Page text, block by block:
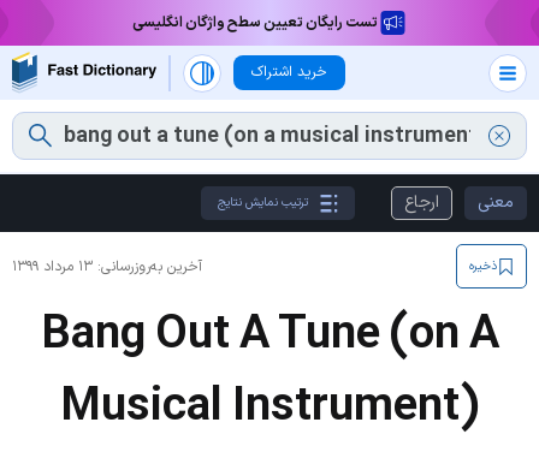
تست رایگان تعیین سطح واژگان انگلیسی
خرید اشتراک
معنی ارجاع ترتیب نمایش نتایج
آخرین به‌روزرسانی: ۱۳ مرداد ۱۳۹۹ ذخیره
Bang Out A Tune (on A
Musical Instrument)